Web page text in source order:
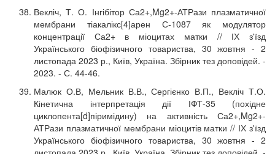
Векліч, Т. О. Інгібітор Са2+,Mg2+-АТРази плазматичної
мембрани тіакалікс[4]арен С-1087 як модулятор
концентрації Са2+ в міоцитах матки // ІХ з'їзд
Українського біофізичного товариства, 30 жовтня - 2
листопада 2023 р., Київ, Україна. Збірник тез доповідей. -
2023. - С. 44-46.
Малюк О.В, Мельник В.В., Сергієнко В.П., Векліч Т.О.
Кінетична інтерпретація дії ІФТ-35 (похідне
циклопента[d]піримідину) на активність Са2+,Mg2+-
АТРази плазматичної мембрани міоцитів матки // ІХ з'їзд
Українського біофізичного товариства, 30 жовтня - 2